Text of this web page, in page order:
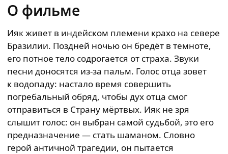
О фильме
Ияк живет в индейском племени крахо на севере
Бразилии. Поздней ночью он бредёт в темноте,
его потное тело содрогается от страха. Звуки
песни доносятся из-за пальм. Голос отца зовет
к водопаду: настало время совершить
погребальный обряд, чтобы дух отца смог
отправиться в Страну мёртвых. Ияк не зря
слышит голос: он выбран самой судьбой, это его
предназначение — стать шаманом. Словно
герой античной трагедии, он пытается